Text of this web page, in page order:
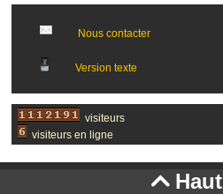
Nous contacter
Version texte
visiteurs
visiteurs en ligne
Haut